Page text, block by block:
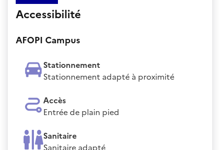
Accessibilité
AFOPI Campus
Stationnement
Stationnement adapté à proximité
Accès
Entrée de plain pied
Sanitaire
Sanitaire adapté